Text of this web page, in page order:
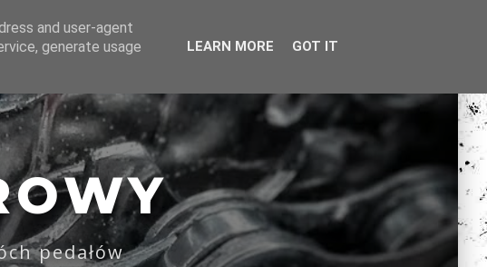
pedałów
and user-agent
generate usage
LEARN MORE GOT IT